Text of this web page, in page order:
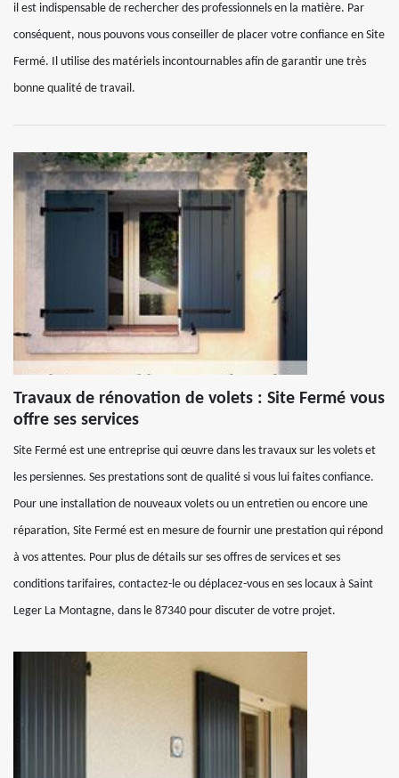
il est indispensable de rechercher des professionnels en la matière. Par
conséquent, nous pouvons vous conseiller de placer votre confiance en Site
Fermé. Il utilise des matériels incontournables afin de garantir une très
bonne qualité de travail.
Travaux de rénovation de volets : Site Fermé vous
offre ses services
Site Fermé est une entreprise qui œuvre dans les travaux sur les volets et
les persiennes. Ses prestations sont de qualité si vous lui faites confiance.
Pour une installation de nouveaux volets ou un entretien ou encore une
réparation, Site Fermé est en mesure de fournir une prestation qui répond
à vos attentes. Pour plus de détails sur ses offres de services et ses
conditions tarifaires, contactez-le ou déplacez-vous en ses locaux à Saint
Leger La Montagne, dans le 87340 pour discuter de votre projet.